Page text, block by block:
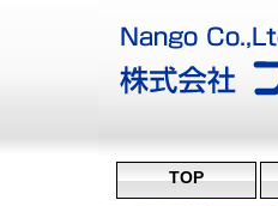
TOP